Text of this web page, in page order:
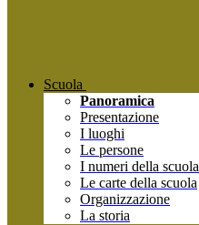
Scuola
Panoramica
Presentazione
I luoghi
Le persone
I numeri della scuola
Le carte della scuola
Organizzazione
La storia